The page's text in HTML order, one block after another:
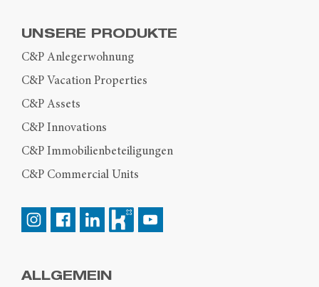
UNSERE PRODUKTE
C&P Anlegerwohnung
C&P Vacation Properties
C&P Assets
C&P Innovations
C&P Immobilienbeteiligungen
C&P Commercial Units
ALLGEMEIN